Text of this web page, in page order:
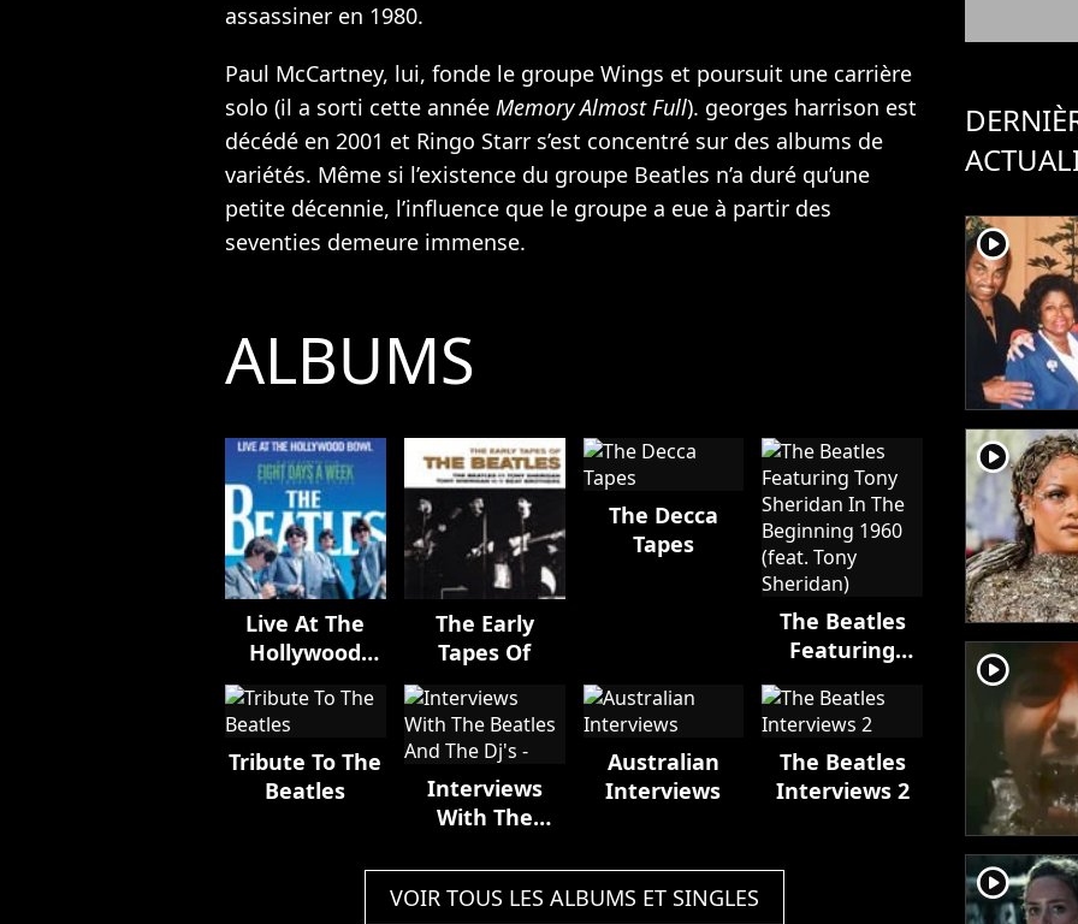
assassiner en 1980.
Paul McCartney, lui, fonde le groupe Wings et poursuit une carrière
solo (il a sorti cette année Memory Almost Full). georges harrison est
décédé en 2001 et Ringo Starr s’est concentré sur des albums de
variétés. Même si l’existence du groupe Beatles n’a duré qu’une
petite décennie, l’influence que le groupe a eue à partir des
seventies demeure immense.
ALBUMS
Live At The
Hollywood
The Early
Tapes Of
The Decca
Tapes
The Beatles
Featuring
Tony Sheridan
In The
Beginning
1960 (feat.
Tony Sheridan)
Tribute To The
Beatles
Interviews
With The
The Dj's -
Australian
Interviews
The Beatles
Interviews 2
VOIR TOUS LES ALBUMS ET SINGLES
player2
player2
player2
player2